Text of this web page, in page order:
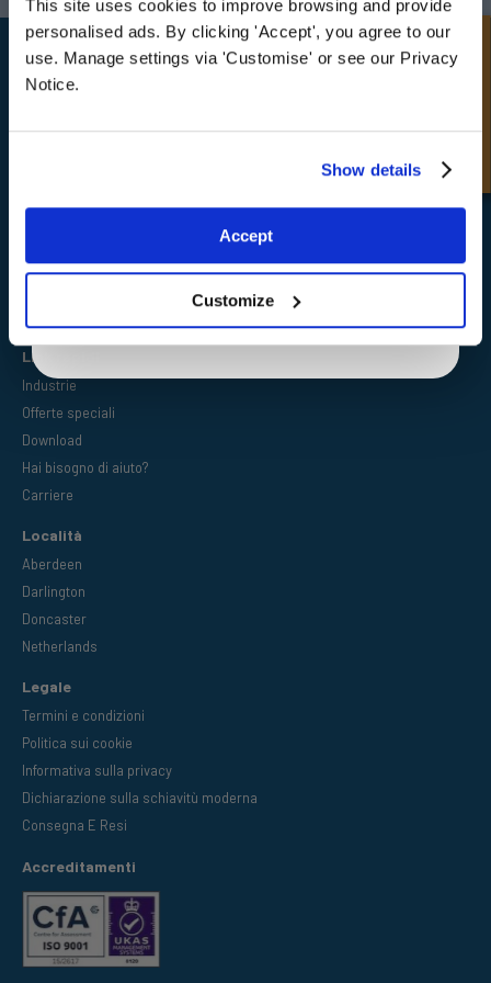
This site uses cookies to improve browsing and provide
personalised ads. By clicking 'Accept', you agree to our
use. Manage settings via 'Customise' or see our Privacy
Notice.
Show details
Accept
Customize
Co Durham,
Link rapidi
Industrie
Offerte speciali
Download
Hai bisogno di aiuto?
Carriere
Località
Aberdeen
Darlington
Doncaster
Netherlands
Legale
Termini e condizioni
Politica sui cookie
Informativa sulla privacy
Dichiarazione sulla schiavitù moderna
Consegna E Resi
Accreditamenti
Richiesta Veloce
Sign up for special offers and exclusive
deals
privacy policy.